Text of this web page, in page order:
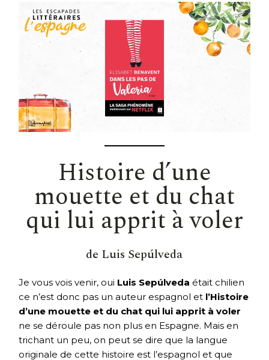
Histoire d’une
mouette et du chat
qui lui apprit à voler
de Luis Sepúlveda
Je vous vois venir, oui Luis Sepúlveda était chilien
ce n’est donc pas un auteur espagnol et l’Histoire
d’une mouette et du chat qui lui apprit à voler
ne se déroule pas non plus en Espagne. Mais en
trichant un peu, on peut se dire que la langue
originale de cette histoire est l’espagnol et que